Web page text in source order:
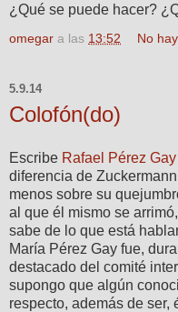
¿Qué se puede hacer?
omegar a las 13:52 No
5.9.14
Colofón(do)
Escribe Rafael Pérez
diferencia de
menos sobre su
al que él mismo se
sabe de lo que está
María Pérez Gay fue,
destacado del comité
supongo que algún
respecto, además de ser,